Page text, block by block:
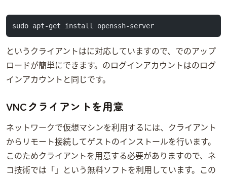
sudo apt-get install openssh-server
FileZillaというFTPクライアントはsftpに対応していますので、sftpでのアップ
ロードが簡単にできます。sftpのログインアカウントはLinuxのログ
インアカウントと同じです。
VNCクライアントを用意
ネットワークで仮想マシンを利用するには、VNCクライアント
からリモート接続してゲストOSのインストールを行います。
このためVNCクライアントを用意する必要がありますので、ネ
コ技術では「vncviewer」という無料ソフトを利用しています。このURL